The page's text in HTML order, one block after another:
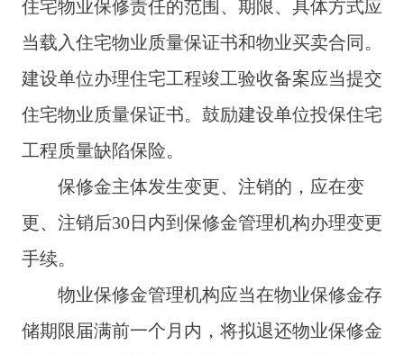
住宅物业保修责任的范围、期限、具体方式应
当载入住宅物业质量保证书和物业买卖合同。
建设单位办理住宅工程竣工验收备案应当提交
住宅物业质量保证书。鼓励建设单位投保住宅
工程质量缺陷保险。
保修金主体发生变更、注销的，应在变
更、注销后30日内到保修金管理机构办理变更
手续。
物业保修金管理机构应当在物业保修金存
储期限届满前一个月内，将拟退还物业保修金